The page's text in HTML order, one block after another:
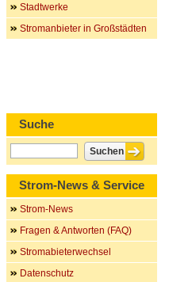
Stadtwerke
Stromanbieter in Großstädten
Suche
Strom-News & Service
Strom-News
Fragen & Antworten (FAQ)
Stromabieterwechsel
Datenschutz